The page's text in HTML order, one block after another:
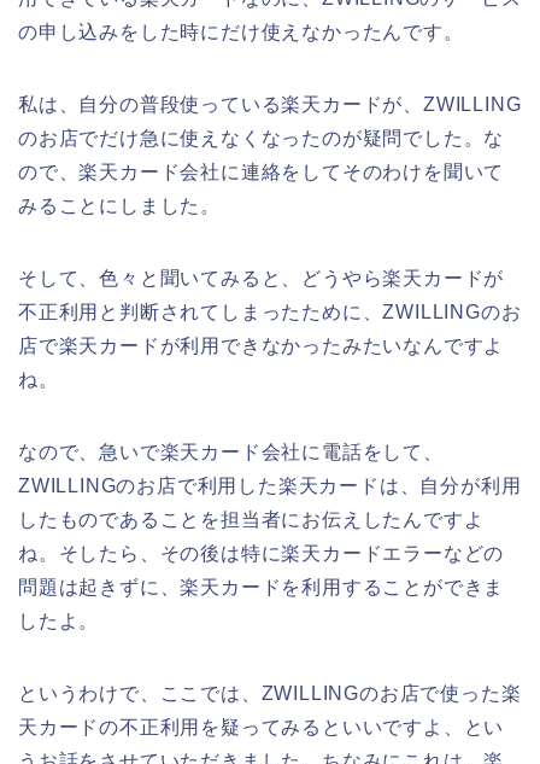
の申し込みをした時にだけ使えなかったんです。
私は、自分の普段使っている楽天カードが、ZWILLING
のお店でだけ急に使えなくなったのが疑問でした。な
ので、楽天カード会社に連絡をしてそのわけを聞いて
みることにしました。
そして、色々と聞いてみると、どうやら楽天カードが
不正利用と判断されてしまったために、ZWILLINGのお
店で楽天カードが利用できなかったみたいなんですよ
ね。
なので、急いで楽天カード会社に電話をして、
ZWILLINGのお店で利用した楽天カードは、自分が利用
したものであることを担当者にお伝えしたんですよ
ね。そしたら、その後は特に楽天カードエラーなどの
問題は起きずに、楽天カードを利用することができま
したよ。
というわけで、ここでは、ZWILLINGのお店で使った楽
天カードの不正利用を疑ってみるといいですよ、とい